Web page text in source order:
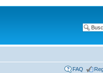
FAQ